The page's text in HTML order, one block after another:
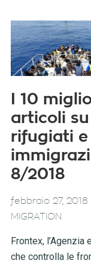
I 10
articoli su
rifugiati e
8/2018
febbraio 27, 2018
MIGRATION
Frontex, l’Agenzia
che controlla le